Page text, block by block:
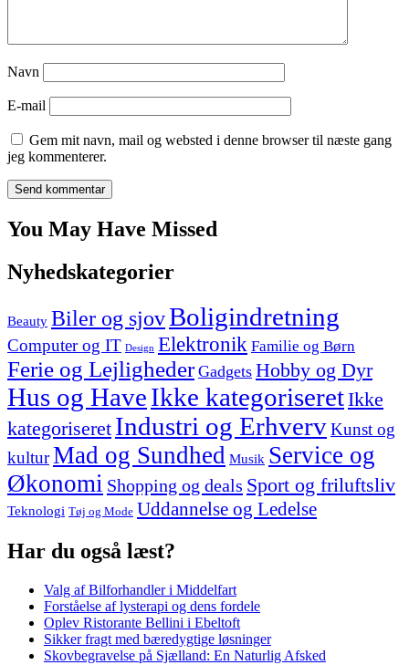
Navn
E-mail
Gem mit navn, mail og websted i denne browser til næste gang
jeg kommenterer.
You May Have Missed
Nyhedskategorier
Beauty Biler og sjovBoligindretning
Computer og IT Design Elektronik Familie og Børn
Ferie og Lejligheder Gadgets Hobby og Dyr
Hus og HaveIkke kategoriseretIkke
kategoriseret Industri og ErhvervKunst og
kulturMad og Sundhed Musik Service og
Økonomi Shopping og deals Sport og friluftsliv
Teknologi Tøj og Mode Uddannelse og Ledelse
Har du også læst?
Valg af Bilforhandler i Middelfart
Forståelse af lysterapi og dens fordele
Oplev Ristorante Bellini i Ebeltoft
Sikker fragt med bæredygtige løsninger
Skovbegravelse på Sjælland: En Naturlig Afsked